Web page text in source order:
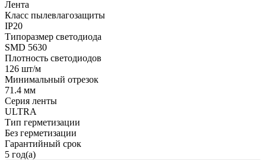
Лента
Класс пылевлагозащиты
IP20
Типоразмер светодиода
SMD 5630
Плотность светодиодов
126 шт/м
Минимальный отрезок
71.4 мм
Серия ленты
ULTRA
Тип герметизации
Без герметизации
Гарантийный срок
5 год(а)